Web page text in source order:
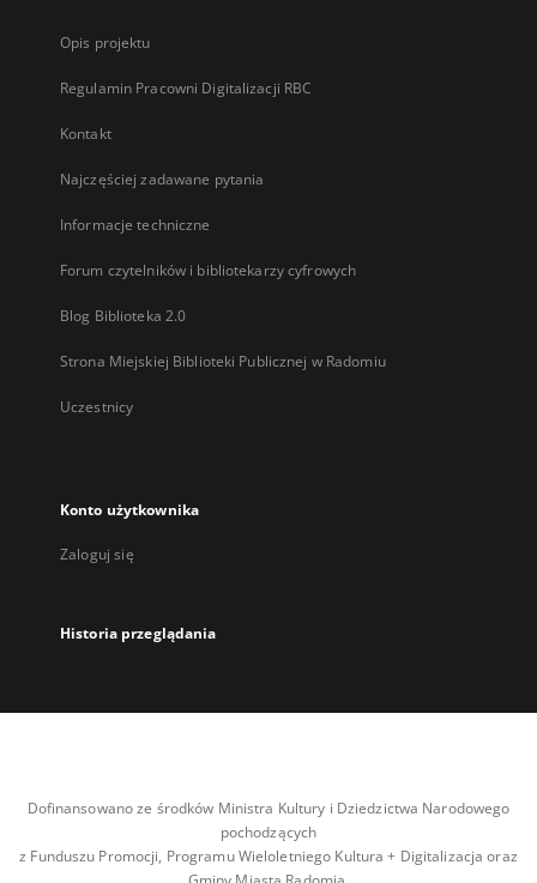
Opis projektu
Regulamin Pracowni Digitalizacji RBC
Kontakt
Najczęściej zadawane pytania
Informacje techniczne
Forum czytelników i bibliotekarzy cyfrowych
Blog Biblioteka 2.0
Strona Miejskiej Biblioteki Publicznej w Radomiu
Uczestnicy
Konto użytkownika
Zaloguj się
Historia przeglądania
Dofinansowano ze środków Ministra Kultury i Dziedzictwa Narodowego
pochodzących
z Funduszu Promocji, Programu Wieloletniego Kultura + Digitalizacja oraz